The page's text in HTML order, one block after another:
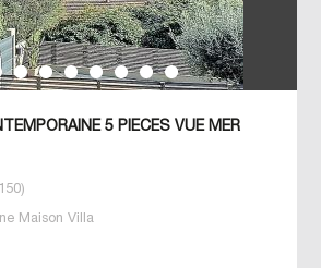
5 PIECES VUE MER
)
Maison Villa